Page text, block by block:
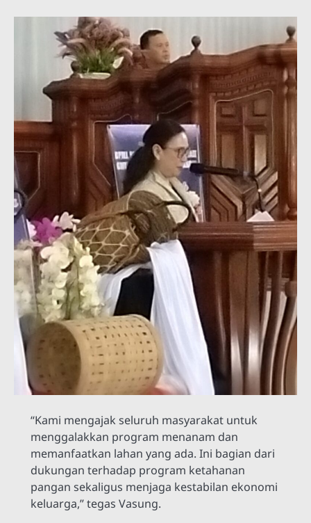
“Kami mengajak seluruh masyarakat untuk
menggalakkan program menanam dan
memanfaatkan lahan yang ada. Ini bagian dari
dukungan terhadap program ketahanan
pangan sekaligus menjaga kestabilan ekonomi
keluarga,” tegas Vasung.